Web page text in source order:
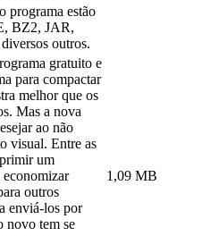
programa estão
BZ2, JAR,
outros.
gratuito e
para compactar
melhor que os
Mas a nova
ao não
visual. Entre as
um
economizar
outros
enviá-los por
novo tem se
1,09 MB